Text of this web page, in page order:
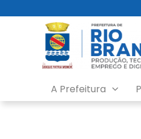
A Prefeitura